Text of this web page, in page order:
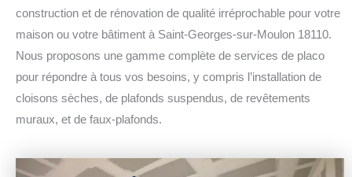
construction et de rénovation de qualité irréprochable pour votre
maison ou votre bâtiment à Saint-Georges-sur-Moulon 18110.
Nous proposons une gamme complète de services de placo
pour répondre à tous vos besoins, y compris l’installation de
cloisons sèches, de plafonds suspendus, de revêtements
muraux, et de faux-plafonds.